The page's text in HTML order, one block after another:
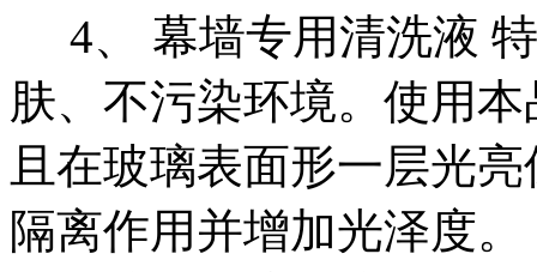
4、 幕墙专用清洗液
肤、不污染环境。使用
且在玻璃表面形一层光
隔离作用并增加光泽度